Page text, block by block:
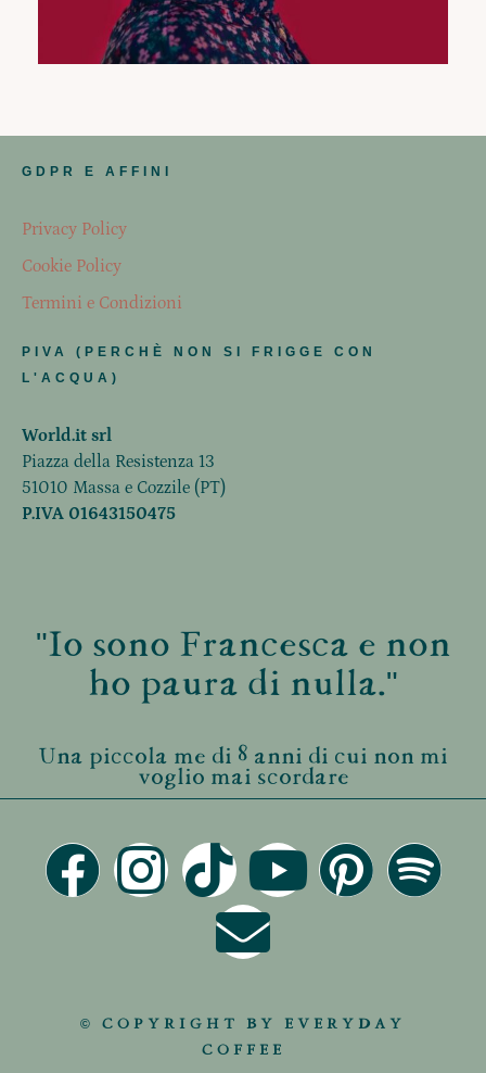
GDPR E AFFINI
Privacy Policy
Cookie Policy
Termini e Condizioni
PIVA (PERCHÈ NON SI FRIGGE CON
L'ACQUA)
World.it srl
Piazza della Resistenza 13
51010 Massa e Cozzile (PT)
P.IVA 01643150475
"Io sono Francesca e non
ho paura di nulla."
Una piccola me di 8 anni di cui non mi
voglio mai scordare
© COPYRIGHT BY EVERYDAY
COFFEE